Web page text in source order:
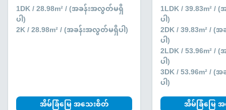
1DK / 28.98m² / (အခန်းအလွတ်မရှိ
ပါ)
2K / 28.98m² / (အခန်းအလွတ်မရှိပါ)
အိမ်ခြံမြေ အသေးစိတ်
1LDK / 39.83m²
ပါ)
2DK / 39.83m² /
ပါ)
2LDK / 53.96m²
ပါ)
3DK / 53.96m² /
ပါ)
အိမ်ခြံမြေ